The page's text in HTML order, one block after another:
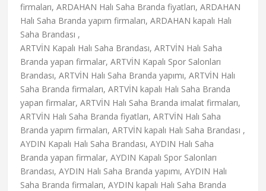
firmaları, ARDAHAN Halı Saha Branda fiyatları, ARDAHAN
Halı Saha Branda yapım firmaları, ARDAHAN kapalı Halı
Saha Brandası ,
ARTVİN Kapalı Halı Saha Brandası, ARTVİN Halı Saha
Branda yapan firmalar, ARTVİN Kapalı Spor Salonları
Brandası, ARTVİN Halı Saha Branda yapımı, ARTVİN Halı
Saha Branda firmaları, ARTVİN kapalı Halı Saha Branda
yapan firmalar, ARTVİN Halı Saha Branda imalat firmaları,
ARTVİN Halı Saha Branda fiyatları, ARTVİN Halı Saha
Branda yapım firmaları, ARTVİN kapalı Halı Saha Brandası ,
AYDIN Kapalı Halı Saha Brandası, AYDIN Halı Saha
Branda yapan firmalar, AYDIN Kapalı Spor Salonları
Brandası, AYDIN Halı Saha Branda yapımı, AYDIN Halı
Saha Branda firmaları, AYDIN kapalı Halı Saha Branda